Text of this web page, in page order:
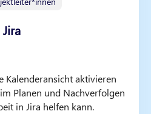
Kalenderansicht aktivieren
Planen und Nachverfolgen
in Jira helfen kann.